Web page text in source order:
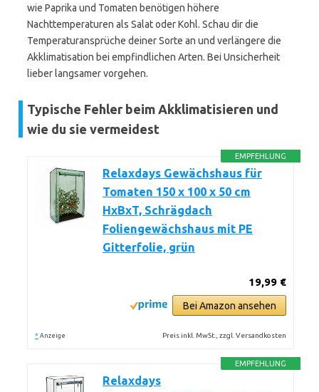
wie Paprika und Tomaten benötigen höhere
Nachttemperaturen als Salat oder Kohl. Schau dir die
Temperaturansprüche deiner Sorte an und verlängere die
Akklimatisation bei empfindlichen Arten. Bei Unsicherheit
lieber langsamer vorgehen.
Typische Fehler beim Akklimatisieren und
wie du sie vermeidest
EMPFEHLUNG
Relaxdays Gewächshaus für
Tomaten 150 x 100 x 50 cm
HxBxT, Schrägdach
Foliengewächshaus mit PE
Gitterfolie, grün
19,99 €
Bei Amazon ansehen
* Anzeige Preis inkl. MwSt., zzgl. Versandkosten
EMPFEHLUNG
Relaxdays